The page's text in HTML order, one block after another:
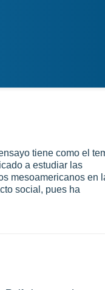
tiene como el
a estudiar las
mesoamericanos en
social, pues ha